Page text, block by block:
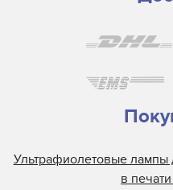
Ультрафиолетовые
в